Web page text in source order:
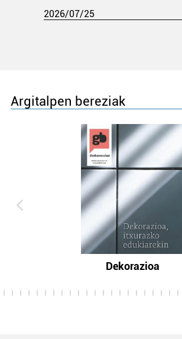
2026/07/25
Argitalpen bereziak
Dekorazioa